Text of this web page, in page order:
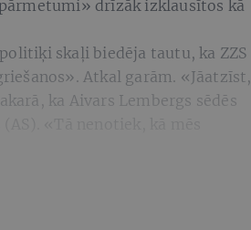
drīzāk izklausītos kā
skaļi biedēja tautu, ka ZZS
Atkal garām. «Jāatzīst,
ka Aivars Lembergs sēdēs